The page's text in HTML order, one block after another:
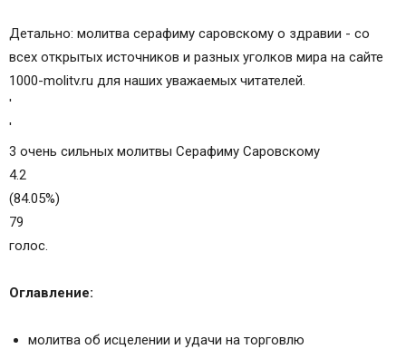
Детально: молитва серафиму саровскому о здравии - со
всех открытых источников и разных уголков мира на сайте
1000-molitv.ru для наших уважаемых читателей.
'
'
3 очень сильных молитвы Серафиму Саровскому
4.2
(84.05%)
79
голос.
Оглавление:
молитва об исцелении и удачи на торговлю